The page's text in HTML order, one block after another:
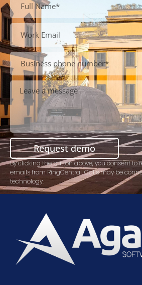
Request demo
By clicking the button above, you consent to
emails from RingCentral. Calls may be
technology.